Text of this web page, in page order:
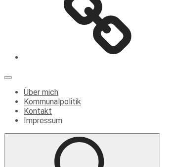
Menü
Über mich
Kommunalpolitik
Kontakt
Impressum